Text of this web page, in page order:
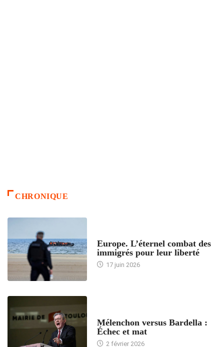
CHRONIQUE
Europe. L’éternel combat des
immigrés pour leur liberté
17 juin 2026
Mélenchon versus Bardella :
Échec et mat
2 février 2026